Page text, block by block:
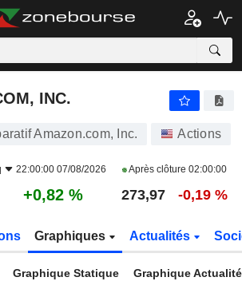
INC.
Amazon.com, Inc. Actions
22:00:00 07/08/2026 Après clôture 02:00:00
+0,82 % 273,97 -0,19 %
Graphiques Actualités
Graphique Statique Graphique